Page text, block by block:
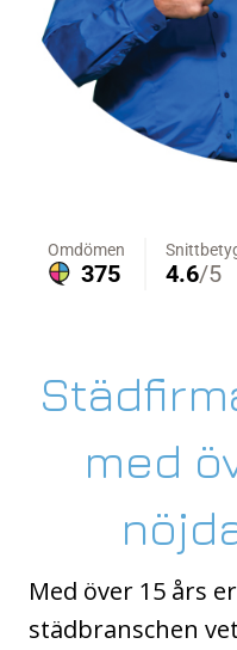
med
Med över 15 års
städbranschen